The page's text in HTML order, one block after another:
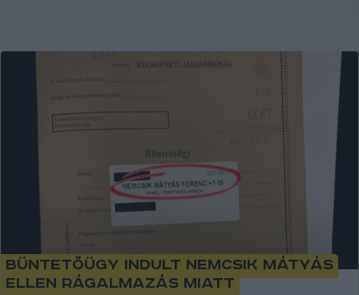
Büntetőügy indult Nemcsik Mátyás
ellen rágalmazás miatt